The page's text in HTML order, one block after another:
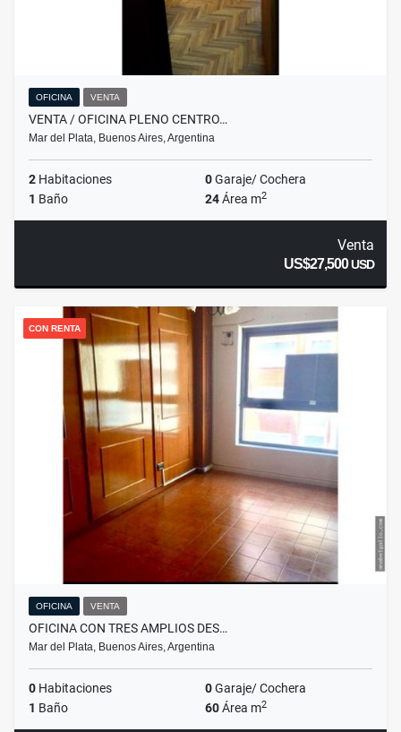
OFICINA VENTA
VENTA / OFICINA PLENO CENTRO…
Mar del Plata, Buenos Aires, Argentina
2 Habitaciones 0Garaje/ Cochera
1 Baño 24Área m2
Venta
US$27,500USD
CON RENTA
OFICINA VENTA
OFICINA CON TRES AMPLIOS DES…
Mar del Plata, Buenos Aires, Argentina
0 Habitaciones 0Garaje/ Cochera
1 Baño 60Área m2